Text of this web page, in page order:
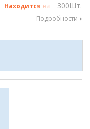
300Шт.
Находится на gsmX Hong
Подробности